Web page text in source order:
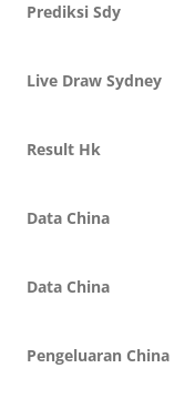
Prediksi Sdy
Live Draw Sydney
Result Hk
Data China
Data China
Pengeluaran China